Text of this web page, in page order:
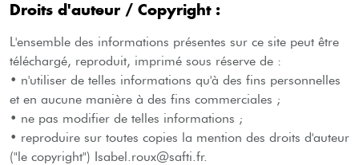
Droits d'auteur / Copyright :
L'ensemble des informations présentes sur ce site peut être
téléchargé, reproduit, imprimé sous réserve de :
• n'utiliser de telles informations qu'à des fins personnelles
et en aucune manière à des fins commerciales ;
• ne pas modifier de telles informations ;
• reproduire sur toutes copies la mention des droits d'auteur
("le copyright") Isabel.roux@safti.fr.